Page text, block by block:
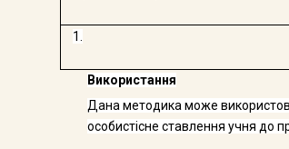
1.
Використання
Дана методика може
особистісне ставлення учня до